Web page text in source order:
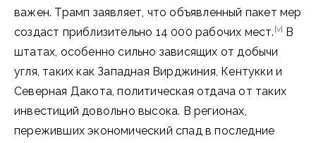
важен. Трамп заявляет, что объявленный пакет мер
создаст приблизительно 14 000 рабочих мест. [v] В
штатах, особенно сильно зависящих от добычи
угля, таких как Западная Вирджиния, Кентукки и
Северная Дакота, политическая отдача от таких
инвестиций довольно высока. В регионах,
переживших экономический спад в последние